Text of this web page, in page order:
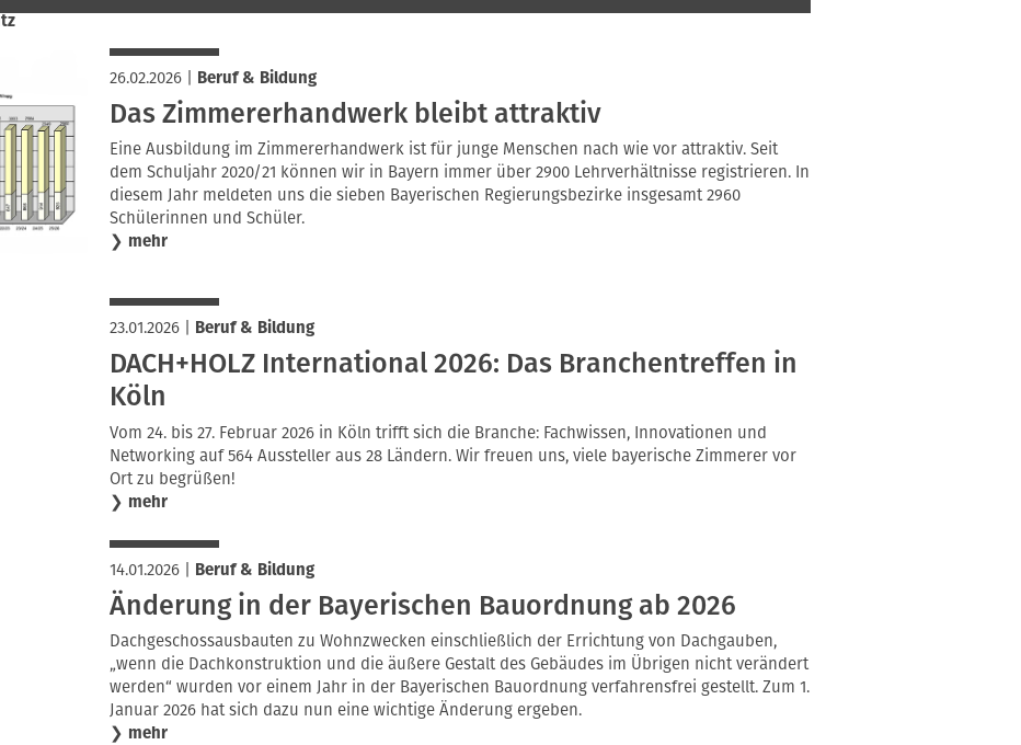
26.02.2026| Beruf & Bildung
Das Zimmererhandwerk bleibt attraktiv
Eine Ausbildung im Zimmererhandwerk ist für junge Menschen nach wie vor attraktiv. Seit
dem Schuljahr 2020/21 können wir in Bayern immer über 2900 Lehrverhältnisse registrieren. In
diesem Jahr meldeten uns die sieben Bayerischen Regierungsbezirke insgesamt 2960
Schülerinnen und Schüler.
❯ mehr
23.01.2026| Beruf & Bildung
DACH+HOLZ International 2026: Das Branchentreffen in
Köln
Vom 24. bis 27. Februar 2026 in Köln trifft sich die Branche: Fachwissen, Innovationen und
Networking auf 564 Aussteller aus 28 Ländern. Wir freuen uns, viele bayerische Zimmerer vor
Ort zu begrüßen!
❯ mehr
14.01.2026| Beruf & Bildung
Änderung in der Bayerischen Bauordnung ab 2026
Dachgeschossausbauten zu Wohnzwecken einschließlich der Errichtung von Dachgauben,
„wenn die Dachkonstruktion und die äußere Gestalt des Gebäudes im Übrigen nicht verändert
werden“ wurden vor einem Jahr in der Bayerischen Bauordnung verfahrensfrei gestellt. Zum 1.
Januar 2026 hat sich dazu nun eine wichtige Änderung ergeben.
❯ mehr